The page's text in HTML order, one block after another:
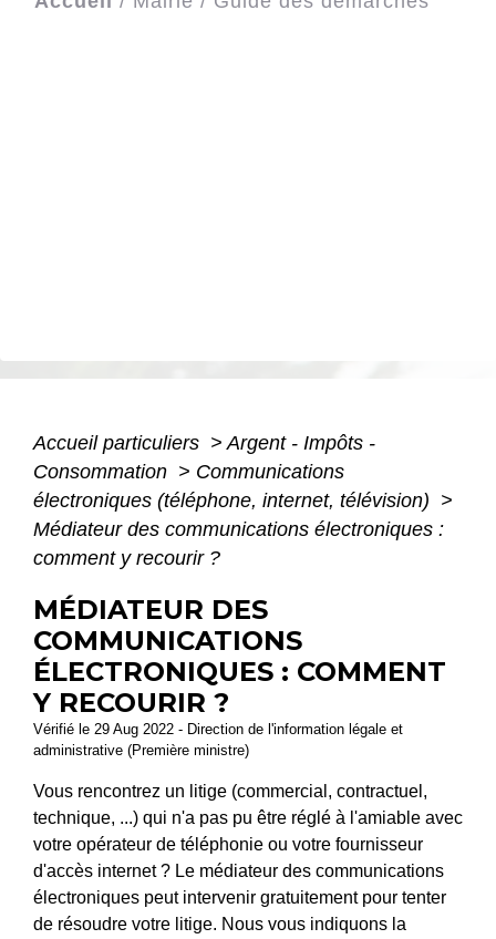
Accueil particuliers > Argent - Impôts -
Consommation > Communications
électroniques (téléphone, internet, télévision) >
Médiateur des communications électroniques :
comment y recourir ?
MÉDIATEUR DES
COMMUNICATIONS
ÉLECTRONIQUES : COMMENT
Y RECOURIR ?
Vérifié le 29 Aug 2022 - Direction de l'information légale et
administrative (Première ministre)
Vous rencontrez un litige (commercial, contractuel,
technique, ...) qui n'a pas pu être réglé à l'amiable avec
votre opérateur de téléphonie ou votre fournisseur
d'accès internet ? Le médiateur des communications
électroniques peut intervenir gratuitement pour tenter
de résoudre votre litige. Nous vous indiquons la